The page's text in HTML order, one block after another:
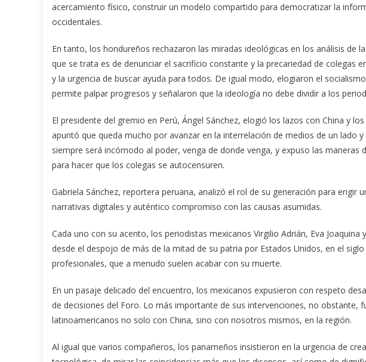
acercamiento físico, construir un modelo compartido para democratizar la
occidentales.
En tanto, los hondureños rechazaron las miradas ideológicas en los análisis de
que se trata es de denunciar el sacrificio constante y la precariedad de colegas
y la urgencia de buscar ayuda para todos. De igual modo, elogiaron el
permite palpar progresos y señalaron que la ideología no debe dividir a los
El presidente del gremio en Perú, Ángel Sánchez, elogió los lazos con China y
apuntó que queda mucho por avanzar en la interrelación de medios de un lado
siempre será incómodo al poder, venga de donde venga, y expuso las maneras
para hacer que los colegas se autocensuren.
Gabriela Sánchez, reportera peruana, analizó el rol de su generación para erigir
narrativas digitales y auténtico compromiso con las causas asumidas.
Cada uno con su acento, los periodistas mexicanos Virgilio Adrián, Eva
desde el despojo de más de la mitad de su patria por Estados Unidos, en el
profesionales, que a menudo suelen acabar con su muerte.
En un pasaje delicado del encuentro, los mexicanos expusieron con respeto
de decisiones del Foro. Lo más importante de sus intervenciones, no obstante,
latinoamericanos no solo con China, sino con nosotros mismos, en la región.
Al igual que varios compañeros, los panameños insistieron en la urgencia de